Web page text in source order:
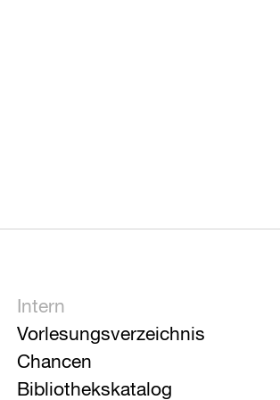
Intern
Vorlesungsverzeichnis
Chancen
Bibliothekskatalog